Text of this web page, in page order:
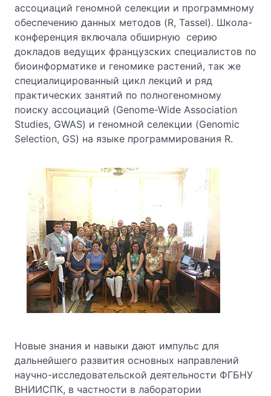
ассоциаций геномной селекции и программному
обеспечению данных методов (R, Tassel). Школа-
конференция включала обширную серию
докладов ведущих французских специалистов по
биоинформатике и геномике растений, так же
специалицированный цикл лекций и ряд
практических занятий по полногеномному
поиску ассоциаций (Genome-Wide Association
Studies, GWAS) и геномной селекции (Genomic
Selection, GS) на языке программирования R.
Новые знания и навыки дают импульс для
дальнейшего развития основных направлений
научно-исследовательской деятельности ФГБНУ
ВНИИСПК, в частности в лаборатории